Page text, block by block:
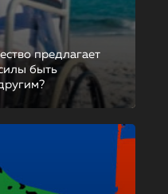
предлагает
быть